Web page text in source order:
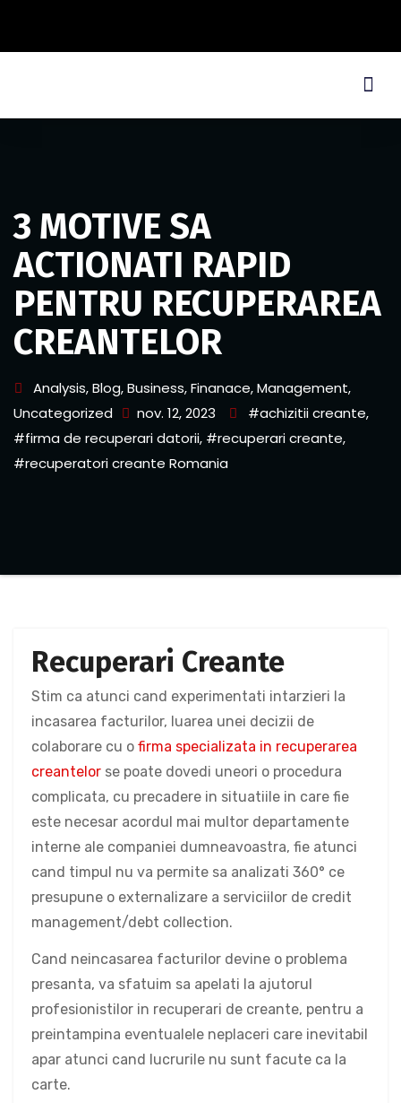
3 MOTIVE SA
ACTIONATI RAPID
PENTRU RECUPERAREA
CREANTELOR
Analysis,Blog,Business,Finanace,Management,
Uncategorized
nov. 12, 2023 #achizitii creante,
#firma de recuperari datorii, #recuperari creante,
#recuperatori creante Romania
Recuperari Creante
Stim ca atunci cand experimentati intarzieri la
incasarea facturilor, luarea unei decizii de
colaborare cu o firma specializata in recuperarea
creantelor se poate dovedi uneori o procedura
complicata, cu precadere in situatiile in care fie
este necesar acordul mai multor departamente
interne ale companiei dumneavoastra, fie atunci
cand timpul nu va permite sa analizati 360° ce
presupune o externalizare a serviciilor de credit
management/debt collection.
Cand neincasarea facturilor devine o problema
presanta, va sfatuim sa apelati la ajutorul
profesionistilor in recuperari de creante, pentru a
preintampina eventualele neplaceri care inevitabil
apar atunci cand lucrurile nu sunt facute ca la
carte.